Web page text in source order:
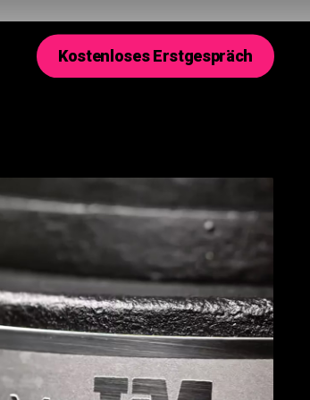
Kosten oses Erstgespräch